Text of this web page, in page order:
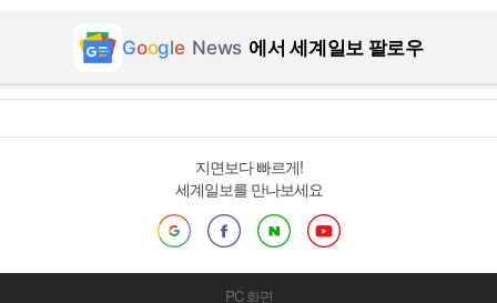
Google News 에서 세계일보 팔로우
지면보다 빠르게!
세계일보를 만나보세요
PC 화면